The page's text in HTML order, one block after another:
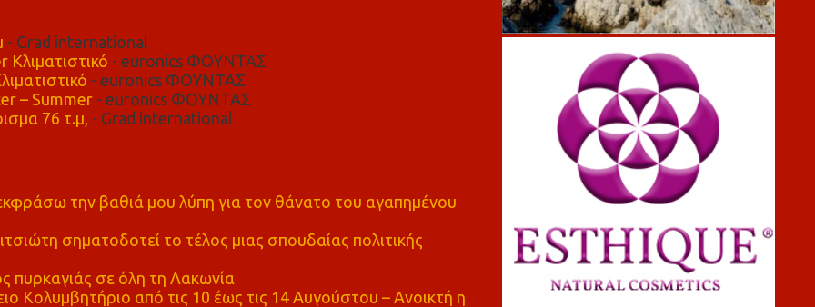
- Grad international
- euronics ΦΟΥΝΤΑΣ
- euronics ΦΟΥΝΤΑΣ
– Summer- euronics ΦΟΥΝΤΑΣ
76 τ.μ, - Grad international
την βαθιά μου λύπη για τον θάνατο του αγαπημένου
σηματοδοτεί το τέλος μιας σπουδαίας πολιτικής
πυρκαγιάς σε όλη τη Λακωνία
Κολυμβητήριο από τις 10 έως τις 14 Αυγούστου – Ανοικτή η